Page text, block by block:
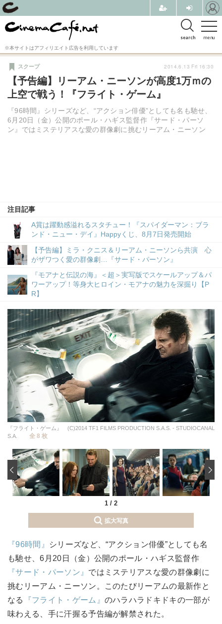
menu
search
※本サイトはアフィリエイト広告を利用しています
【予告編】リーアム・ニーソンが高度1万ｍの
上空で戦う！『フライト・ゲーム』
『96時間』シリーズなど、“アクション俳優”としても名も馳せ、
6月20日（金）公開のポール・ハギス監督作『サード・パーソ
ン』ではミステリアスな愛の群像劇に挑むリーアム・ニーソン
スクープ
注目記事
A賞は躍動感溢れるスタチュー！『スパイダーマン：ブラ
ンド・ニュー・デイ』Happyくじ、8月7日発売開始
【予告編】ミラ・クニス＆リーアム・ニーソンら共演 心
がザワつく愛の群像劇…『サード・パーソン』
『モアナと伝説の海』＜超＞実写版でスケールアップ＆パ
ワーアップ！等身大ヒロイン・モアナの魅力を深掘り【P
R】
2014.6.13 Fri 16:30
『フライト・ゲーム』 (C)2014 TF1 FILMS PRODUCTION S.A.S. - STUDIOCANAL
S.A.
全 8 枚
1 / 2
‹
拡大写真
『96時間』
シリーズなど、“アクション俳優”としても名
も馳せ、6月20日（金）公開のポール・ハギス監督作
『サード・パーソン』 ではミステリアスな愛の群像劇に
挑むリーアム・ニーソン。このたびリーアムの最新作と
なる
『フライト・ゲーム』 のハラハラドキドキの一部が
味わえる、手に汗握る予告編が解禁された。